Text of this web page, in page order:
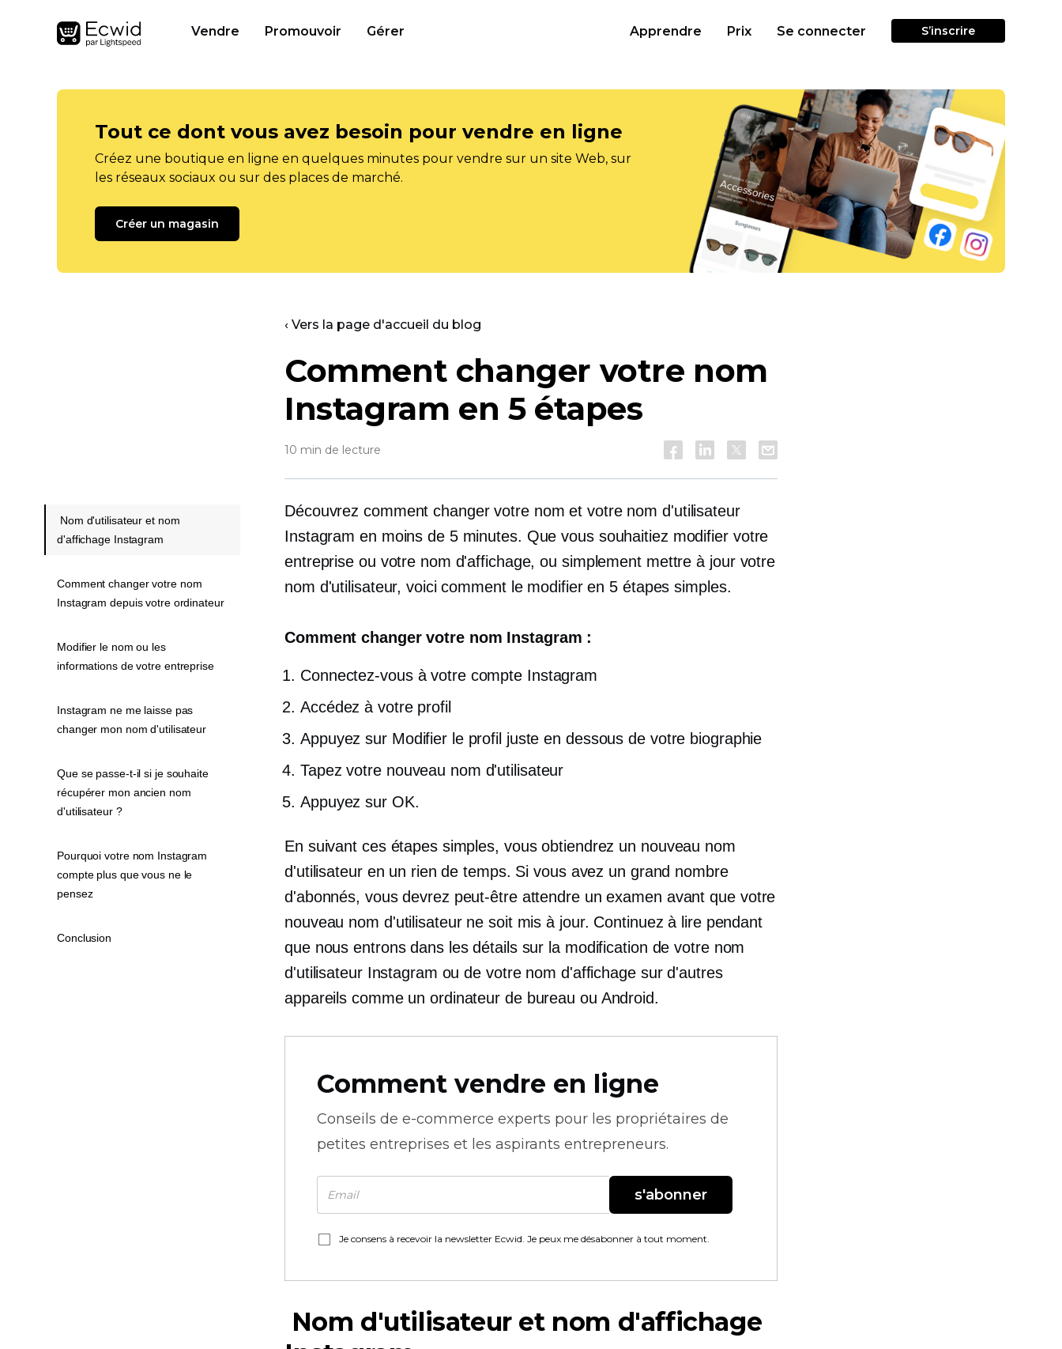
Vendre Promouvoir Gérer Apprendre Prix Se connecter S’inscrire
Tout ce dont vous avez besoin pour vendre en ligne
Créez une boutique en ligne en quelques minutes pour vendre sur un site Web, sur
les réseaux sociaux ou sur des places de marché.
Créer un magasin
‹ Vers la page d'accueil du blog
Comment changer votre nom
Instagram en 5 étapes
10 min de lecture
Découvrez comment changer votre nom et votre nom d'utilisateur
Instagram en moins de 5 minutes. Que vous souhaitiez modifier votre
entreprise ou votre nom d'affichage, ou simplement mettre à jour votre
nom d'utilisateur, voici comment le modifier en 5 étapes simples.
Comment changer votre nom Instagram :
Connectez-vous à votre compte Instagram
Accédez à votre profil
Appuyez sur Modifier le profil juste en dessous de votre biographie
Tapez votre nouveau nom d'utilisateur
Appuyez sur OK.
En suivant ces étapes simples, vous obtiendrez un nouveau nom
d'utilisateur en un rien de temps. Si vous avez un grand nombre
d'abonnés, vous devrez peut-être attendre un examen avant que votre
nouveau nom d'utilisateur ne soit mis à jour. Continuez à lire pendant
que nous entrons dans les détails sur la modification de votre nom
d'utilisateur Instagram ou de votre nom d'affichage sur d'autres
appareils comme un ordinateur de bureau ou Android.
Comment vendre en ligne
Conseils de e-commerce experts pour les propriétaires de
petites entreprises et les aspirants entrepreneurs.
s'abonner
Je consens à recevoir la newsletter Ecwid. Je peux me désabonner à tout moment.
Nom d'utilisateur et nom d'affichage
Nom d'utilisateur et nom
d'affichage Instagram
Comment changer votre nom
Instagram depuis votre ordinateur
Modifier le nom ou les
informations de votre entreprise
Instagram ne me laisse pas
changer mon nom d'utilisateur
Que se passe-t-il si je souhaite
récupérer mon ancien nom
d'utilisateur ?
Pourquoi votre nom Instagram
compte plus que vous ne le
pensez
Conclusion